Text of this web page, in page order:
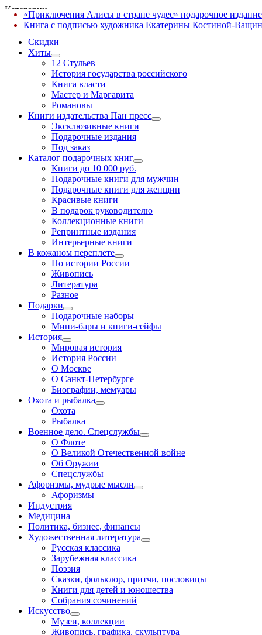
Категории
Скидки
Хиты
12 Стульев
История государства российского
Книга власти
Мастер и Маргарита
Романовы
Книги издательства Пан пресс
Эксклюзивные книги
Подарочные издания
Под заказ
Каталог подарочных книг
Книги до 10 000 руб.
Подарочные книги для мужчин
Подарочные книги для женщин
Красивые книги
В подарок руководителю
Коллекционные книги
Репринтные издания
Интерьерные книги
В кожаном переплете
По истории России
Живопись
Литература
Разное
Подарки
Подарочные наборы
Мини-бары и книги-сейфы
История
Мировая история
История России
О Москве
О Санкт-Петербурге
Биографии, мемуары
Охота и рыбалка
Охота
Рыбалка
Военное дело. Спецслужбы
О Флоте
О Великой Отечественной войне
Об Оружии
Спецслужбы
Афоризмы, мудрые мысли
Афоризмы
Индустрия
Медицина
Политика, бизнес, финансы
Художественная литература
Русская классика
Зарубежная классика
Поэзия
Сказки, фольклор, притчи, пословицы
Книги для детей и юношества
Собрания сочинений
Искусство
Музеи, коллекции
Живопись, графика, скульптура
«Приключения Алисы в стране чудес» подарочное издание
Книга с подписью художника Екатерины Костиной-